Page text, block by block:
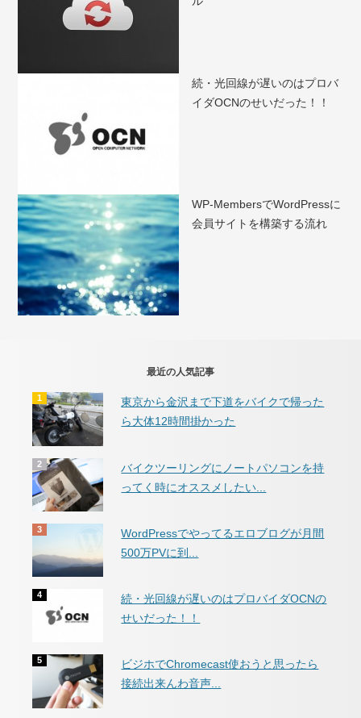
続・光回線が遅いのはプロバ
イダOCNのせいだった！！
WP-MembersでWordPressに
会員サイトを構築する流れ
最近の人気記事
東京から金沢まで下道をバイクで帰った
ら大体12時間掛かった
バイクツーリングにノートパソコンを持
ってく時にオススメしたい...
WordPressでやってるエロブログが月間
500万PVに到...
続・光回線が遅いのはプロバイダOCNの
せいだった！！
ビジホでChromecast使おうと思ったら
接続出来んわ音声...